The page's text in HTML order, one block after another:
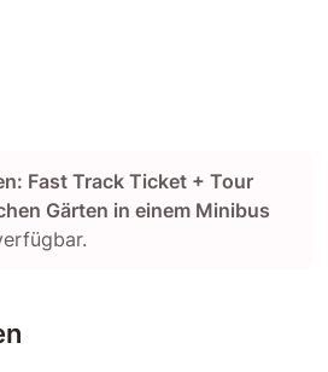
Fast Track Ticket + Tour
Gärten in einem Minibus